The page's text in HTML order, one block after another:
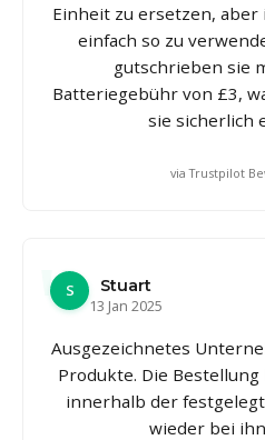
Einheit zu ersetzen, aber
einfach so zu
gutschrieben sie
Batteriegebühr von £3,
sie sicherlich
via Trustpilot
S
Stuart
13 Jan 2025
Ausgezeichnetes
Produkte. Die
innerhalb der
wieder bei